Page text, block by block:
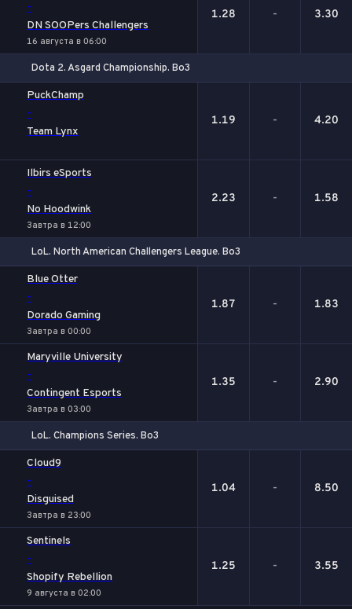
-
DN SOOPers Challengers
16 августа в 06:00
1.28 - 3.30
Dota 2. Asgard Championship. Bo3
PuckChamp
-
Team Lynx
1.19 - 4.20
Ilbirs eSports
-
No Hoodwink
Завтра в 12:00
2.23 - 1.58
LoL. North American Challengers League. Bo3
Blue Otter
-
Dorado Gaming
Завтра в 00:00
1.87 - 1.83
Maryville University
-
Contingent Esports
Завтра в 03:00
1.35 - 2.90
LoL. Champions Series. Bo3
Cloud9
-
Disguised
Завтра в 23:00
1.04 - 8.50
Sentinels
-
Shopify Rebellion
9 августа в 02:00
1.25 - 3.55